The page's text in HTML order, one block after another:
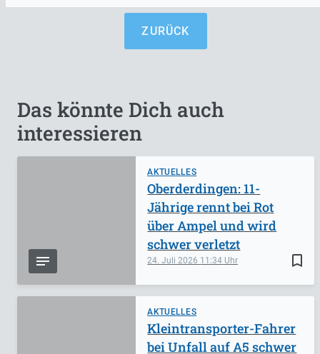
ZURÜCK
Das könnte Dich auch
interessieren
AKTUELLES
bookmark_border
24. Juli 2026 11:34
Oberderdingen: 11-
Jährige rennt bei Rot
über Ampel und wird
schwer verletzt
AKTUELLES
Kleintransporter-Fahrer
bei Unfall auf A5 schwer